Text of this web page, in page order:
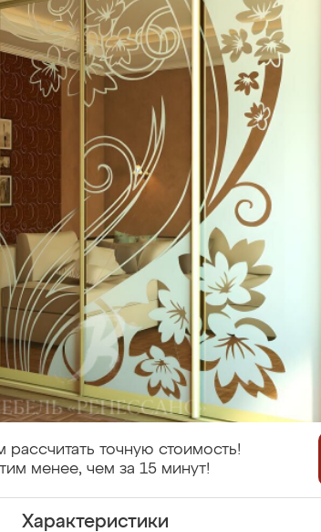
точную стоимость!
менее, чем за 15 минут!
Характеристики